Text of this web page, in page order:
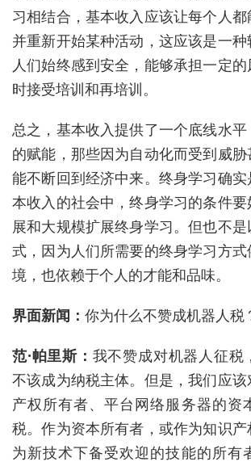
习相结合，基本收入应该让每个人
并重新开始某种活动，这应该是一
人们始终感到安全，能够承担一定
时接受培训和再培训。
总之，基本收入提供了一个底线水平
的赋能，那些因为自动化而受到威
能不断回到经济中来。终身学习确
本收入的社会中，终身学习的条件
展和大规模扩展终身学习。但也不
式，因为人们所需要的终身学习方
境，也依赖于个人的才能和品味。
界面新闻： 你为什么不赞成机器人税
范·帕里斯： 我不赞成对机器人征税
不该成为纳税主体。但是，我们应
产权所有者、平台网络服务器的资
税。作为资本所有者，或作为知识
为新技术下备受欢迎的技能的所有